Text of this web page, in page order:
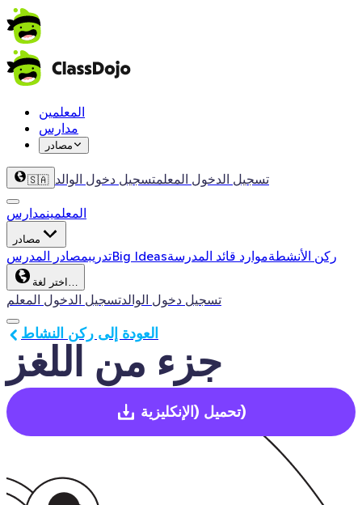
المعلمين
مدارس
مصادر
🇸🇦 تسجيل الدخول المعلمتسجيل دخول الوالد
المعلمينمدارس
مصادر
تدريبمصادر المدرس Big Ideas ركن الأنشطةموارد قائد المدرسة
اختر لغة…
تسجيل الدخول المعلمتسجيل دخول الوالد
جزء من اللغز
العودة إلى ركن النشاط
تحميل(الإنكليزية)